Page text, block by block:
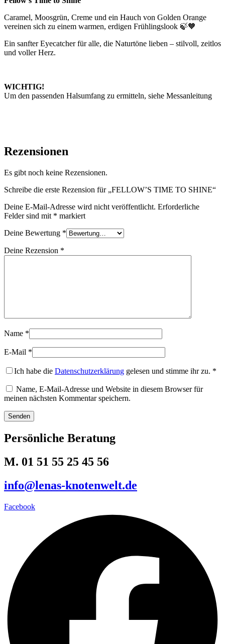
Caramel, Moosgrün, Creme und ein Hauch von Golden Orange
vereinen sich zu einem warmen, erdigen Frühlingslook 🍃🧡
Ein sanfter Eyecatcher für alle, die Naturtöne lieben – stilvoll, zeitlos
und voller Herz.
WICHTIG!
Um den passenden Halsumfang zu ermitteln, siehe Messanleitung
Rezensionen
Es gibt noch keine Rezensionen.
Schreibe die erste Rezension für „FELLOW’S TIME TO SHINE“
Deine E-Mail-Adresse wird nicht veröffentlicht. Erforderliche
Felder sind mit * markiert
Deine Bewertung *
Deine Rezension *
Name *
E-Mail *
Ich habe die Datenschutzerklärung gelesen und stimme ihr zu. *
Name, E-Mail-Adresse und Website in diesem Browser für
meinen nächsten Kommentar speichern.
Persönliche Beratung
M. 01 51 55 25 45 56
info@lenas-knotenwelt.de
Facebook